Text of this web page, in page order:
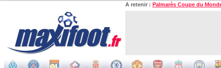
A retenir : Palmarès Coupe du